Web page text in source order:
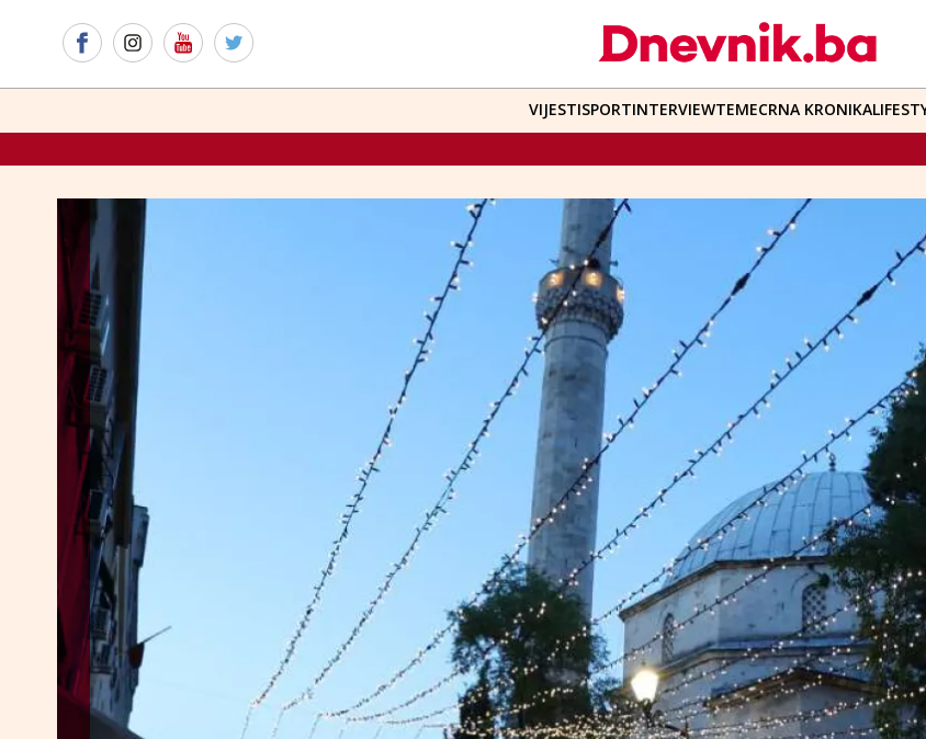
VIJESTISPORTINTERVIEWTEMECRNA KRONIKA